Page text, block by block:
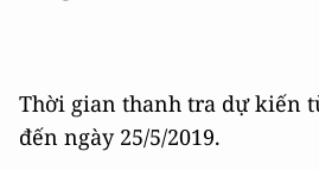
Thời gian thanh tra dự kiến
đến ngày 25/5/2019.